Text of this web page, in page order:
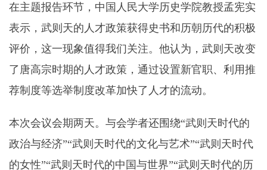
在主题报告环节，中国人民大学历史学院教授孟宪实
表示，武则天的人才政策获得史书和历朝历代的积极
评价，这一现象值得我们关注。他认为，武则天改变
了唐高宗时期的人才政策，通过设置新官职、利用推
荐制度等选举制度改革加快了人才的流动。
本次会议会期两天。与会学者还围绕“武则天时代的
政治与经济”“武则天时代的文化与艺术”“武则天时代
的女性”“武则天时代的中国与世界”“武则天时代的历